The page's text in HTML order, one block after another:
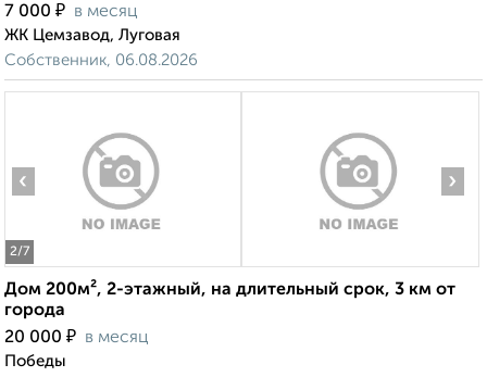
7 000 ₽ в месяц
ЖК Цемзавод, Луговая
Собственник, 06.08.2026
2/7
‹ ›
Дом 200м², 2-этажный, на длительный срок, 3 км от
города
20 000 ₽ в месяц
Победы